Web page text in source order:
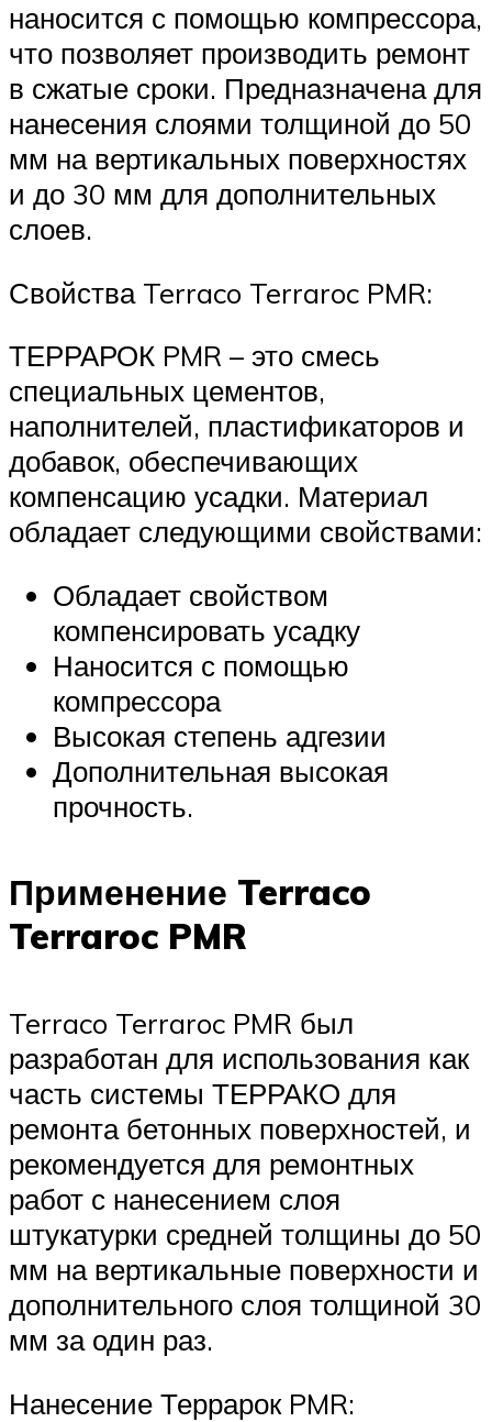
наносится с помощью компрессора,
что позволяет производить ремонт
в сжатые сроки. Предназначена для
нанесения слоями толщиной до 50
мм на вертикальных поверхностях
и до 30 мм для дополнительных
слоев.
Свойства Terraco Terraroc PMR:
ТЕРРАРОК PMR – это смесь
специальных цементов,
наполнителей, пластификаторов и
добавок, обеспечивающих
компенсацию усадки. Материал
обладает следующими свойствами:
Обладает свойством
компенсировать усадку
Наносится с помощью
компрессора
Высокая степень адгезии
Дополнительная высокая
прочность.
Применение Terraco
Terraroc PMR
Terraco Terraroc PMR был
разработан для использования как
часть системы ТЕРРАКО для
ремонта бетонных поверхностей, и
рекомендуется для ремонтных
работ с нанесением слоя
штукатурки средней толщины до 50
мм на вертикальные поверхности и
дополнительного слоя толщиной 30
мм за один раз.
Нанесение Террарок PMR: